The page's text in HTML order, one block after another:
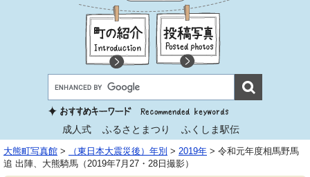
成人式 ふるさとまつり ふくしま駅伝
大熊町写真館 > （東日本大震災後）年別 > 2019年 > 令和元年度相馬野馬
追 出陣、大熊騎馬（2019年7月27・28日撮影）